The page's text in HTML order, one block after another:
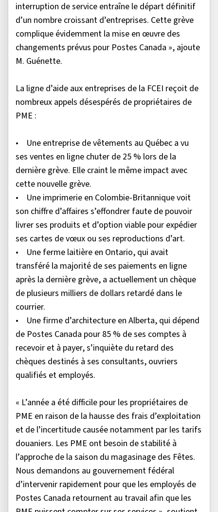
interruption de service entraîne le départ définitif
d’un nombre croissant d’entreprises. Cette grève
complique évidemment la mise en œuvre des
changements prévus pour Postes Canada », ajoute
M. Guénette.
La ligne d’aide aux entreprises de la FCEI reçoit de
nombreux appels désespérés de propriétaires de
PME :
• Une entreprise de vêtements au Québec a vu
ses ventes en ligne chuter de 25 % lors de la
dernière grève. Elle craint le même impact avec
cette nouvelle grève.
• Une imprimerie en Colombie-Britannique voit
son chiffre d’affaires s’effondrer faute de pouvoir
livrer ses produits et d’option viable pour expédier
ses cartes de vœux ou ses reproductions d’art.
• Une ferme laitière en Ontario, qui avait
transféré la majorité de ses paiements en ligne
après la dernière grève, a actuellement un chèque
de plusieurs milliers de dollars retardé dans le
courrier.
• Une firme d’architecture en Alberta, qui dépend
de Postes Canada pour 85 % de ses comptes à
recevoir et à payer, s’inquiète du retard des
chèques destinés à ses consultants, ouvriers
qualifiés et employés.
« L’année a été difficile pour les propriétaires de
PME en raison de la hausse des frais d’exploitation
et de l’incertitude causée notamment par les tarifs
douaniers. Les PME ont besoin de stabilité à
l’approche de la saison du magasinage des Fêtes.
Nous demandons au gouvernement fédéral
d’intervenir rapidement pour que les employés de
Postes Canada retournent au travail afin que les